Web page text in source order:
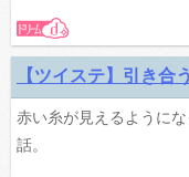
【ツイステ】引き合
赤い糸が見えるように
話。